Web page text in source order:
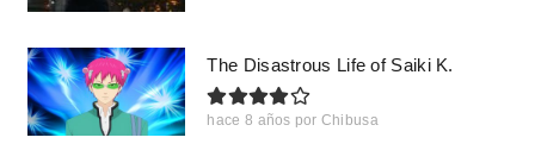
The Disastrous Life of Saiki K.
hace 8 años por Chibusa